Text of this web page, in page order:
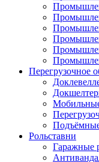
Перегрузочное
Рольставни
Гаражные